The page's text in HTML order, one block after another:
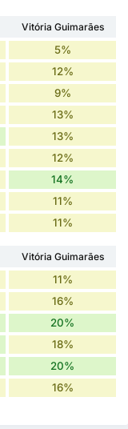
Vitória Guimarães
5%
12%
9%
13%
13%
12%
14%
11%
11%
Vitória Guimarães
11%
16%
20%
18%
20%
16%